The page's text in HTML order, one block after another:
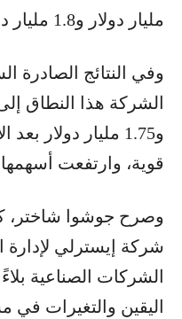
مليار دولار و1.8 مليار دولار في عام 2025.
وفي النتائج
و1.75 مليار دولار
قوية، وارتفعت أسهمها بنسبة 12
وصرح جوشوا شاختر،
شركة إيسترلي
الشركات الصناعية
اليقين والتغيرات